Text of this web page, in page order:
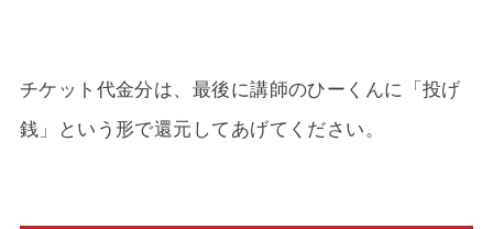
チケット代金分は、最後に講師のひーくんに「投げ
銭」という形で還元してあげてください。